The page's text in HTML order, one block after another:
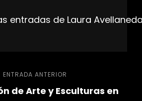
entradas de Laura
Entrada
anterior
ENTRADA ANTERIOR
de Arte y Esculturas en